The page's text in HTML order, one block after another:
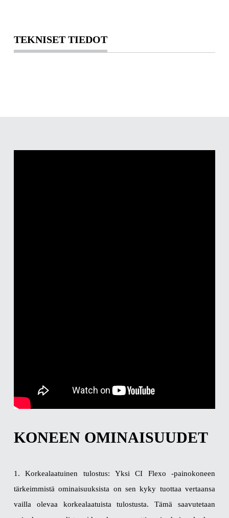
TEKNISET TIEDOT
KONEEN OMINAISUUDET
1. Korkealaatuinen tulostus: Yksi CI Flexo -painokoneen
tärkeimmistä ominaisuuksista on sen kyky tuottaa vertaansa
vailla olevaa korkealaatuista tulostusta. Tämä saavutetaan